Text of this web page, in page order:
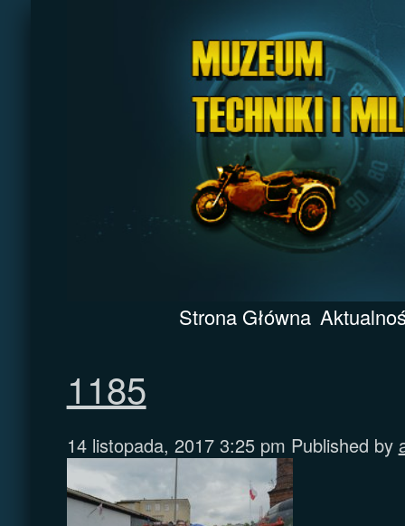
Strona Główna
1185
14 listopada, 2017 3:25 pm Published by